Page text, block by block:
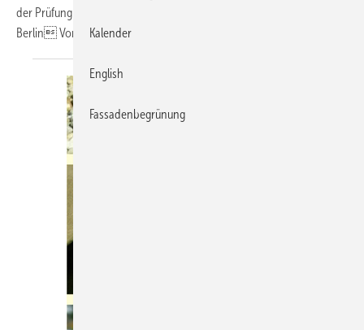
der Prüfung in den Schulungsräumen des SHK-Kompetenzzentrums
Berlin Von AndreasBuck
Kalender
English
Fassadenbegrünung